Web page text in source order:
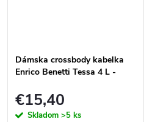
Dámska crossbody kabelka
Enrico Benetti Tessa 4 L -
€15,40
Skladom >5 ks